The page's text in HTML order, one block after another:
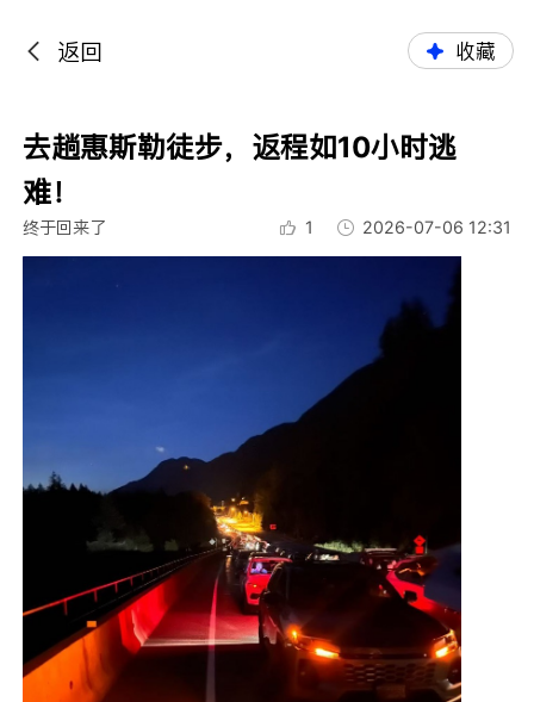
返回 收藏
去趟惠斯勒徒步，返程如10小时逃
难！
终于回来了 1 2026-07-06 12:31